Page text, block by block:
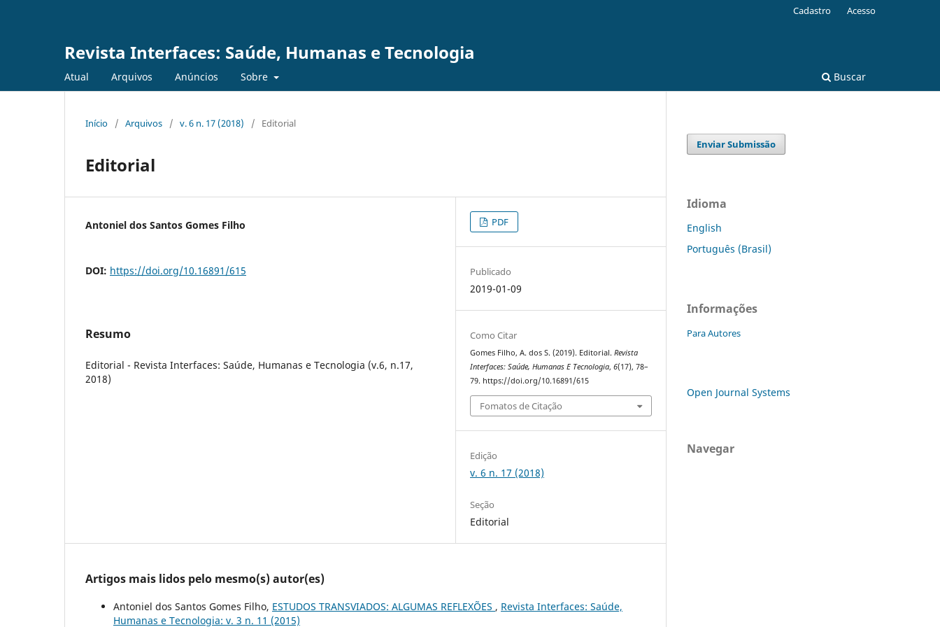
Revista Interfaces: Saúde, Humanas e Tecnologia
Atual Arquivos Anúncios Sobre Buscar
Cadastro Acesso
Início / Arquivos / v. 6 n. 17 (2018) / Editorial
Editorial
Antoniel dos Santos Gomes Filho
DOI: https://doi.org/10.16891/615
Resumo
Editorial - Revista Interfaces: Saúde, Humanas e Tecnologia (v.6, n.17,
2018)
PDF
Publicado
2019-01-09
Como Citar
Gomes Filho, A. dos S. (2019). Editorial.Revista
Interfaces: Saúde, Humanas E Tecnologia,6(17), 78–
79. https://doi.org/10.16891/615
Fomatos de Citação
Edição
v. 6 n. 17 (2018)
Seção
Editorial
Artigos mais lidos pelo mesmo(s) autor(es)
Antoniel dos Santos Gomes Filho, ESTUDOS TRANSVIADOS: ALGUMAS REFLEXÕES , Revista Interfaces: Saúde,
Humanas e Tecnologia: v. 3 n. 11 (2015)
Enviar Submissão
Idioma
English
Português (Brasil)
Informações
Para Autores
Open Journal Systems
Navegar